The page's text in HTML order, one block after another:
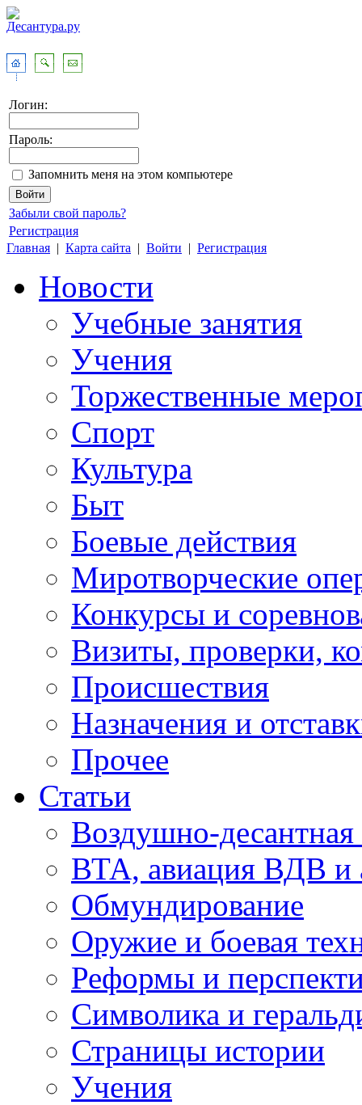
Логин:
Пароль:
Запомнить меня на этом компьютере
Забыли свой пароль?
Регистрация
Главная | Карта сайта | Войти | Регистрация
Новости
Учебные занятия
Учения
Торжественные
Спорт
Культура
Быт
Боевые действия
Миротворческие
Конкурсы и
Визиты, проверки,
Происшествия
Назначения и
Прочее
Статьи
Воздушно-десантная
ВТА, авиация ВДВ и
Обмундирование
Оружие и боевая
Реформы и
Символика и
Страницы истории
Учения